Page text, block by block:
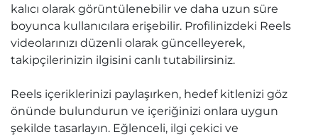
kalıcı olarak görüntülenebilir ve daha uzun süre
boyunca kullanıcılara erişebilir. Profilinizdeki Reels
videolarınızı düzenli olarak güncelleyerek,
takipçilerinizin ilgisini canlı tutabilirsiniz.
Reels içeriklerinizi paylaşırken, hedef kitlenizi göz
önünde bulundurun ve içeriğinizi onlara uygun
şekilde tasarlayın. Eğlenceli, ilgi çekici ve